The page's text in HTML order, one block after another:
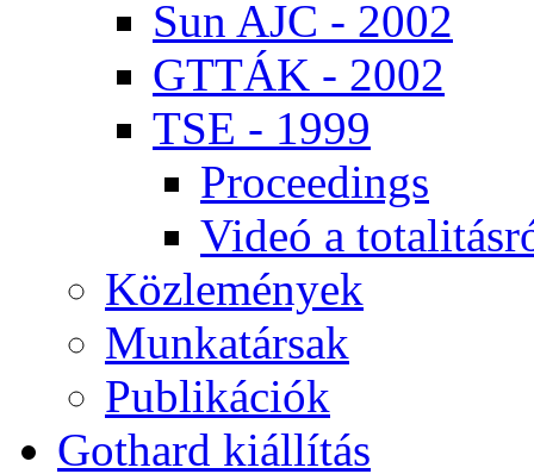
Sun AJC - 2002
GT­TÁK - 2002
TSE - 1999
Pro­ce­e­dings
Vi­deó a
Köz­le­mé­nyek
Mun­ka­tár­sak
Pub­li­ká­ci­ók
Got­hard ki­ál­lí­tás